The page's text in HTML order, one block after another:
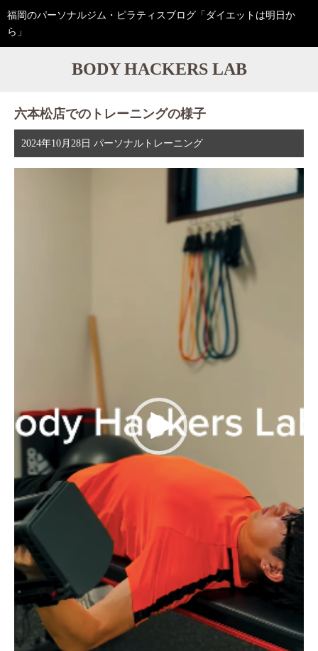
福岡のパーソナルジム・ピラティスブログ「ダイエットは明日か
ら」
BODY HACKERS LAB
六本松店でのトレーニングの様子
2024年10月28日 パーソナルトレーニング